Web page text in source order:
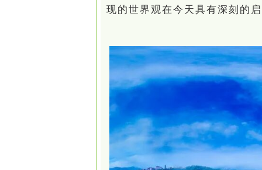
现的世界观在今天具有深刻的